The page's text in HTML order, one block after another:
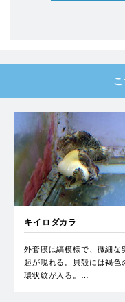
キイロダカラ
外套膜は縞模様で、微細な
起が現れる。貝殻には褐色
環状紋が入る。…